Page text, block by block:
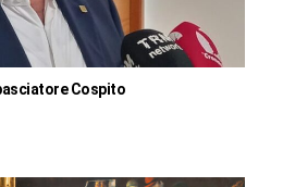
Cospito